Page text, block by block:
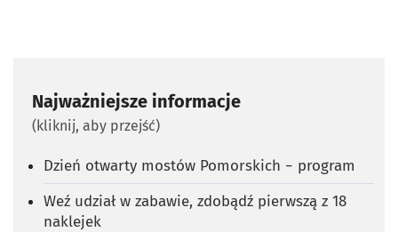
Najważniejsze informacje
(kliknij, aby przejść)
Dzień otwarty mostów Pomorskich − program
Weź udział w zabawie, zdobądź pierwszą z 18
naklejek